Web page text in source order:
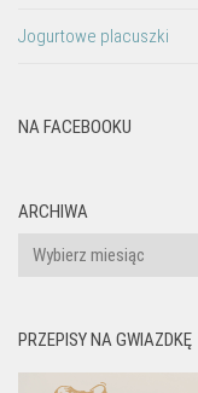
Jogurtowe placuszki
NA FACEBOOKU
ARCHIWA
Archiwa
PRZEPISY NA GWIAZDKĘ